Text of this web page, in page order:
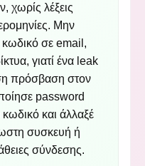
χωρίς λέξεις
Μην
κωδικό σε email,
γιατί ένα leak
πρόσβαση στον
password
και άλλαξέ
συσκευή ή
σύνδεσης.